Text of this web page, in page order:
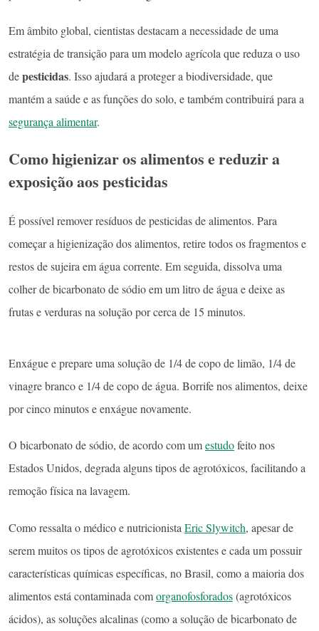
Em âmbito global, cientistas destacam a necessidade de uma
estratégia de transição para um modelo agrícola que reduza o uso
depesticidas. Isso ajudará a proteger a biodiversidade, que
mantém a saúde e as funções do solo, e também contribuirá para a
segurança alimentar.
Como higienizar os alimentos e reduzir a
exposição aos pesticidas
É possível remover resíduos de pesticidas de alimentos. Para
começar a higienização dos alimentos, retire todos os fragmentos e
restos de sujeira em água corrente. Em seguida, dissolva uma
colher de bicarbonato de sódio em um litro de água e deixe as
frutas e verduras na solução por cerca de 15 minutos.
Enxágue e prepare uma solução de 1/4 de copo de limão, 1/4 de
vinagre branco e 1/4 de copo de água. Borrife nos alimentos, deixe
por cinco minutos e enxágue novamente.
O bicarbonato de sódio, de acordo com umestudofeito nos
Estados Unidos, degrada alguns tipos de agrotóxicos, facilitando a
remoção física na lavagem.
Como ressalta o médico e nutricionista Eric Slywitch, apesar de
serem muitos os tipos de agrotóxicos existentes e cada um possuir
características químicas específicas, no Brasil, como a maioria dos
alimentos está contaminada comorganofosforados(agrotóxicos
ácidos), as soluções alcalinas (como a solução de bicarbonato de